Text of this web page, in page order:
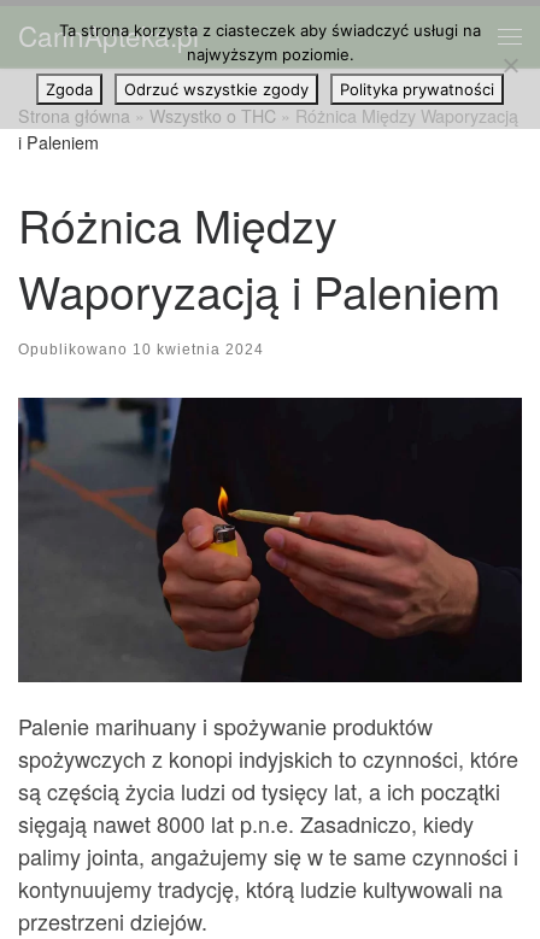
Przejdź do treści
CannApteka.pl
Strona główna » Wszystko o THC » Różnica Między Waporyzacją
i Paleniem
Różnica Między
Waporyzacją i Paleniem
Opublikowano 10 kwietnia 2024
Palenie marihuany i spożywanie produktów
spożywczych z konopi indyjskich to czynności, które
są częścią życia ludzi od tysięcy lat, a ich początki
sięgają nawet 8000 lat p.n.e. Zasadniczo, kiedy
palimy jointa, angażujemy się w te same czynności i
kontynuujemy tradycję, którą ludzie kultywowali na
przestrzeni dziejów.
Ta strona korzysta z ciasteczek aby świadczyć usługi na
najwyższym poziomie.
Zgoda
Odrzuć wszystkie zgody Polityka prywatności